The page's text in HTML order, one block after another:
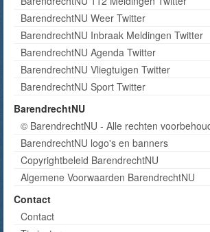
BarendrechtNU Weer Twitter
BarendrechtNU Inbraak Meldingen Twitter
BarendrechtNU Agenda Twitter
BarendrechtNU Vliegtuigen Twitter
BarendrechtNU Sport Twitter
BarendrechtNU
© BarendrechtNU - Alle rechten
BarendrechtNU logo's en banners
Copyrightbeleid BarendrechtNU
Algemene Voorwaarden BarendrechtNU
Contact
Contact